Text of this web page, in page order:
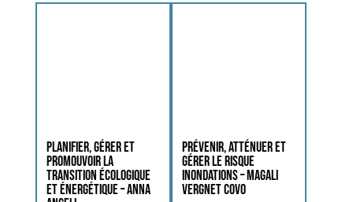
Planifier, gérer et
promouvoir la
transition écologique
et énergétique – Anna
Prévenir, atténuer et
gérer le risque
inondations – Magali
Vergnet covo